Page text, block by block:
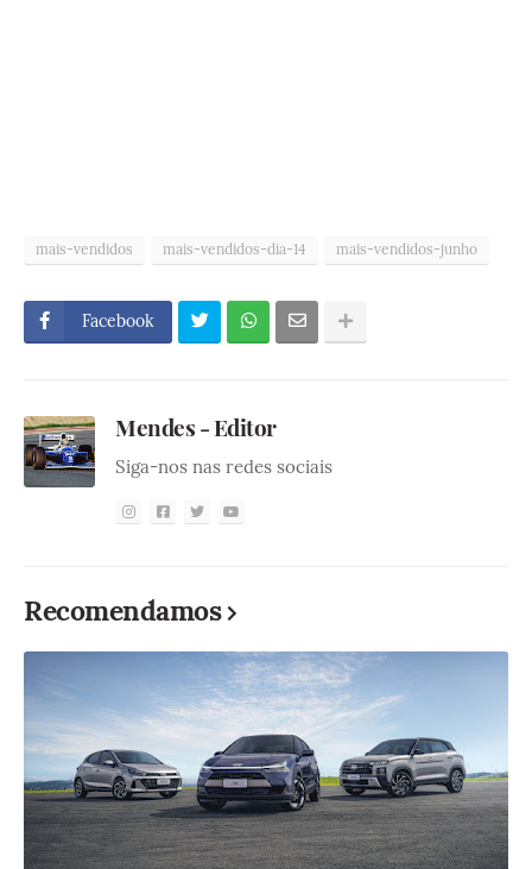
mais-vendidos mais-vendidos-dia-14 mais-vendidos-junho
Facebook
Mendes - Editor
Siga-nos nas redes sociais
Recomendamos